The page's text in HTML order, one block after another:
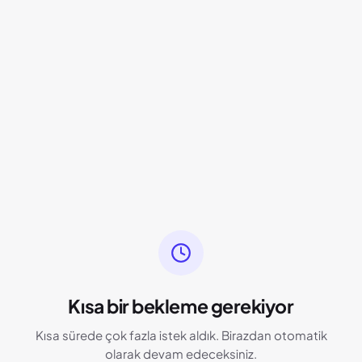
Kısa bir bekleme gerekiyor
Kısa sürede çok fazla istek aldık. Birazdan otomatik
olarak devam edeceksiniz.